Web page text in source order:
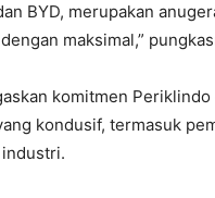
BYD, merupakan
maksimal,”
komitmen
kondusif, termasuk